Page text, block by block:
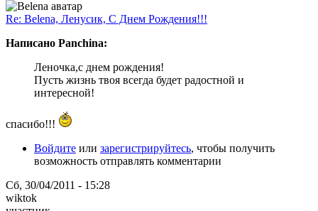
Re: Belena, Ленусик, С Днем Рождения!!!
Написано Panchina:
Леночка,с днем рождения!
Пусть жизнь твоя всегда будет радостной и
интересной!
спасибо!!!
Войдите или зарегистрируйтесь, чтобы получить
возможность отправлять комментарии
Сб, 30/04/2011 - 15:28
wiktok